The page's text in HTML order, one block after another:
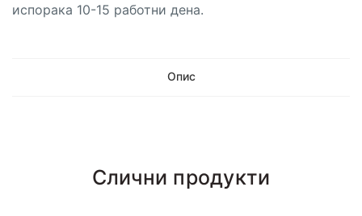
испорака 10-15 работни дена.
Опис
Слични продукти